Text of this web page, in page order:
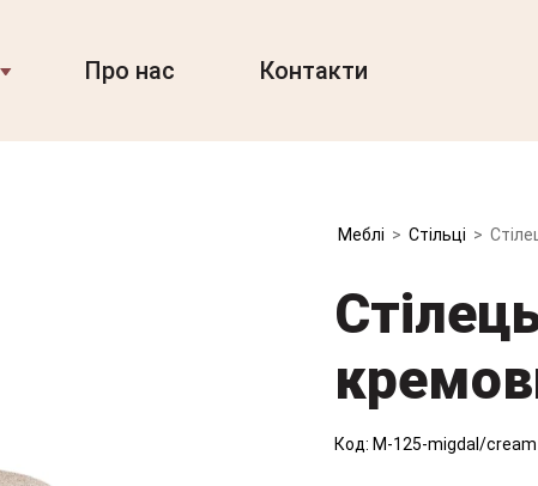
Про нас Контакти
Меблі > Стільці >
Код: M-125-migdal/cream